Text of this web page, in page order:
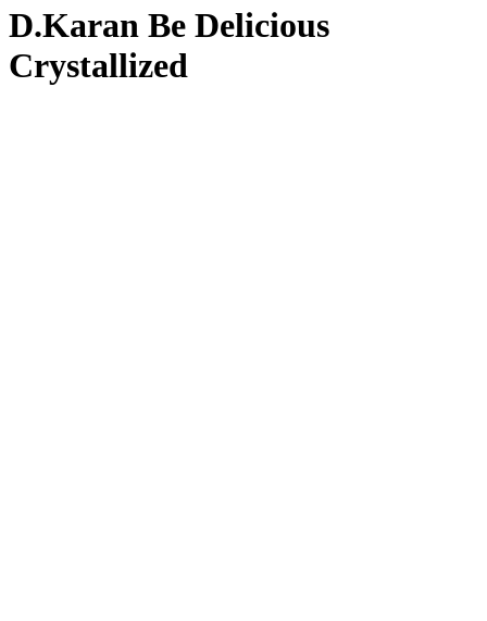
D.Karan Be Delicious
Crystallized